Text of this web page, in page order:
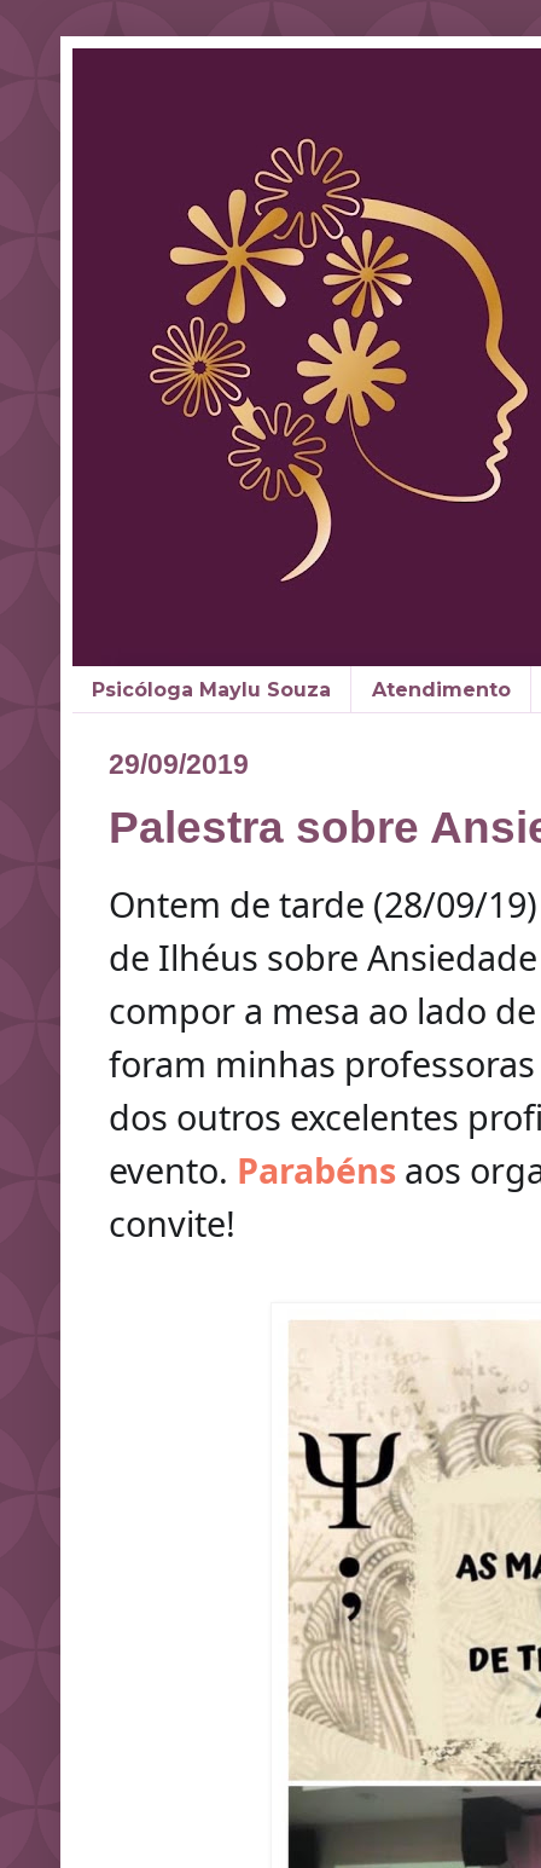
Psicóloga Maylu Souza Atendimento
29/09/2019
Palestra sobre
Ontem de tarde (28/09/
de Ilhéus sobre
compor a mesa ao lado
foram minhas
dos outros excelentes
evento. Parabéns aos
convite!